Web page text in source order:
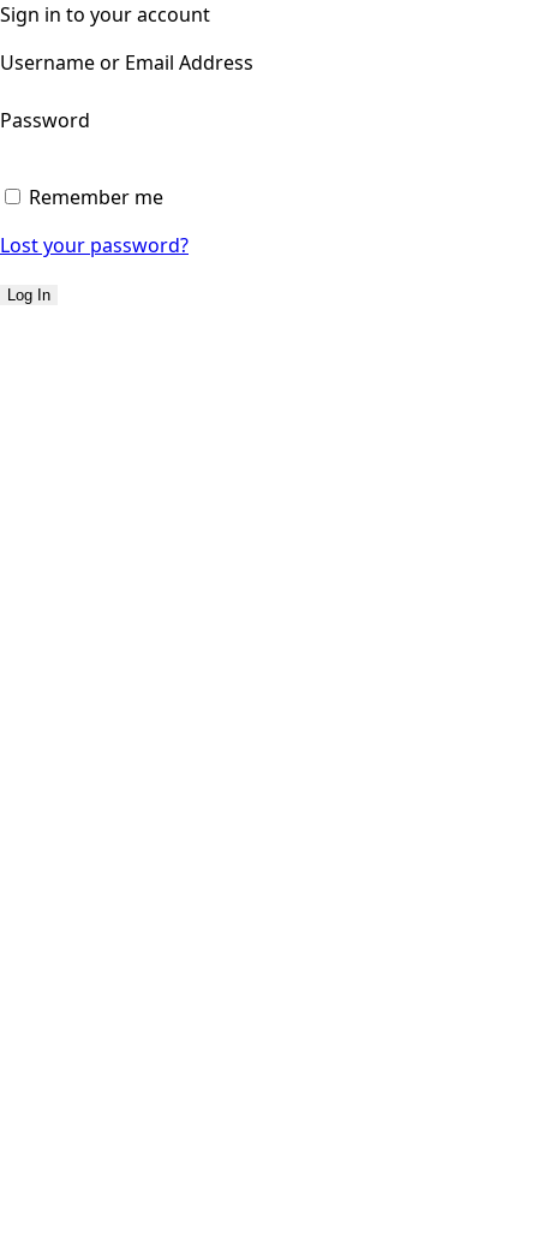
Sign in to your account
Username or Email Address
Password
Remember me
Lost your password?